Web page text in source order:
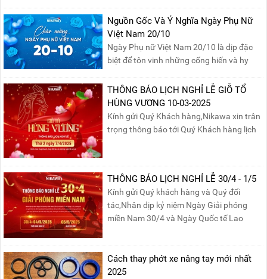
sản, giảm thiểu nguy cơ cháy nổ phòng thí
nghiệm.
Nguồn Gốc Và Ý Nghĩa Ngày Phụ Nữ
Việt Nam 20/10
Ngày Phụ nữ Việt Nam 20/10 là dịp đặc
biệt để tôn vinh những cống hiến và hy
Khởi nguồn từ sự ra đời của Hội Phụ nữ
phản đế Việt Nam vào năm 1930, ngày
này không chỉ ghi nhận vai trò quan trọng
của phụ nữ ...
THÔNG BÁO LỊCH NGHỈ LỄ GIỖ TỔ
HÙNG VƯƠNG 10-03-2025
Kính gửi Quý Khách hàng,Nikawa xin trân
trọng thông báo tới Quý Khách hàng lịch
07/04/2025, nhằm ngày Giỗ Tổ Hùng
Vương – dịp để tưởng nhớ công ơn dựng
nước của các Vua Hùng....
THÔNG BÁO LỊCH NGHỈ LỄ 30/4 - 1/5
Kính gửi Quý khách hàng và Quý đối
tác,Nhân dịp kỷ niệm Ngày Giải phóng
miền Nam 30/4 và Ngày Quốc tế Lao
báo lịch nghỉ lễ như sau:Thời gian nghỉ: Từ
Thứ Ba, ngày 29/04/2025 đến hết Chủ
Nhật, ngày 04/05/2025.T...
Cách thay phớt xe nâng tay mới nhất
2025